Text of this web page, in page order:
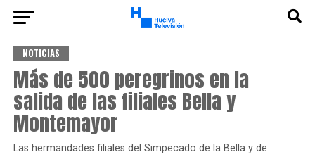
NOTICIAS
Más de 500 peregrinos en la
salida de las filiales Bella y
Montemayor
Las hermandades filiales del Simpecado de la Bella y de